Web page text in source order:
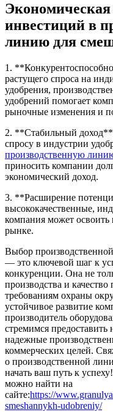
инвестиций в
линию для
1.
растущего спроса на
удобрения,
удобрений помогает
рыночные изменения и
2. **Стабильный
спросу в индустрии
производственную
приносить компании
экономический доход.
3. **Расширение
высококачественные,
компания может
рынке.
Выбор
— это ключевой шаг к
конкуренции. Она не
производства и
требованиям охраны
устойчивое развитие
производитель
стремимся
надежные
коммерческих целей.
о производственной
начать ваш путь к
можно найти на
сайте:https://
smeshannykh-udobreniy/